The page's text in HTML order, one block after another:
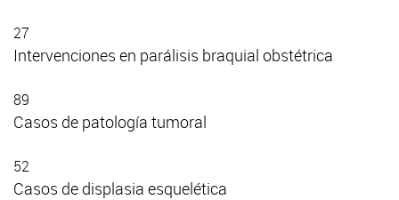
27
Intervenciones en parálisis braquial obstétrica
89
Casos de patología tumoral
52
Casos de displasia esquelética